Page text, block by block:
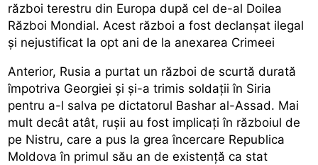
război terestru din Europa după cel de-al Doilea
Război Mondial. Acest război a fost declanșat ilegal
și nejustificat la opt ani de la anexarea Crimeei
Anterior, Rusia a purtat un război de scurtă durată
împotriva Georgiei și și-a trimis soldații în Siria
pentru a-l salva pe dictatorul Bashar al-Assad. Mai
mult decât atât, rușii au fost implicați în războiul de
pe Nistru, care a pus la grea încercare Republica
Moldova în primul său an de existență ca stat